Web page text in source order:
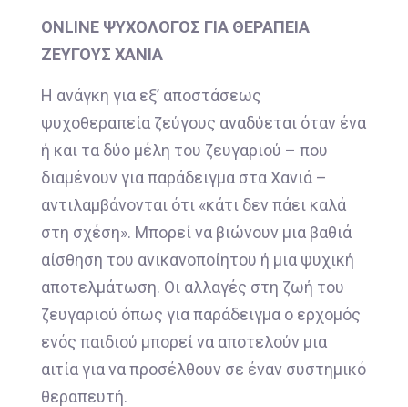
ONLINE ΨΥΧΟΛΟΓΟΣ ΓΙΑ ΘΕΡΑΠΕΙΑ
ΖΕΥΓΟΥΣ ΧΑΝΙΑ
Η ανάγκη για εξ’ αποστάσεως
ψυχοθεραπεία ζεύγους αναδύεται όταν ένα
ή και τα δύο μέλη του ζευγαριού – που
διαμένουν για παράδειγμα στα Χανιά –
αντιλαμβάνονται ότι «κάτι δεν πάει καλά
στη σχέση». Μπορεί να βιώνουν μια βαθιά
αίσθηση του ανικανοποίητου ή μια ψυχική
αποτελμάτωση. Οι αλλαγές στη ζωή του
ζευγαριού όπως για παράδειγμα ο ερχομός
ενός παιδιού μπορεί να αποτελούν μια
αιτία για να προσέλθουν σε έναν συστημικό
θεραπευτή.